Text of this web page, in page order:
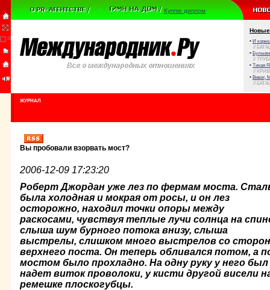
Куплю диплом
Новые
• И
//
•
//
• Тихая
//
• Виват,
//
ЖУРНАЛ
Вы пробовали взорвать мост?
2006-12-09 17:23:20
Роберт Джордан уже лез по фермам моста.
была холод­ная и мокрая от росы, и он лез
осторожно, находил точки опоры между
раскосами, чувствуя теплые лучи солнца на
слыша шум бурного потока внизу, слыша
выстрелы, слишком много выстрелов со
верхнего поста. Он те­перь обливался потом, а
мостом было прохладно. На одну руку у него был
надет виток проволоки, у кисти другой висели
ре­мешке плоскогубцы.